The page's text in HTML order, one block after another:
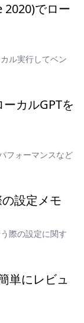
2020)でロー
ル実行してベン
カルGPTを
フォーマンスなど
設定メモ
際の設定に関す
単にレビュ